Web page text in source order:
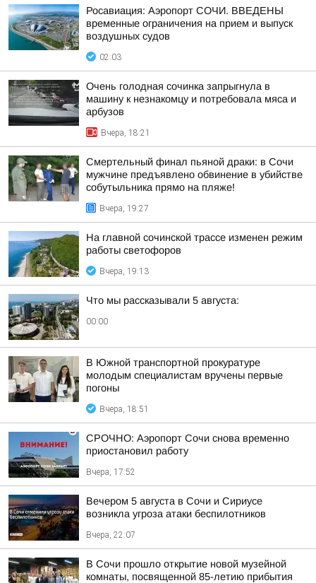
Росавиация: Аэропорт СОЧИ. ВВЕДЕНЫ
временные ограничения на прием и выпуск
воздушных судов
02:03
Очень голодная сочинка запрыгнула в
машину к незнакомцу и потребовала мяса и
арбузов
Вчера, 18:21
Смертельный финал пьяной драки: в Сочи
мужчине предъявлено обвинение в убийстве
собутыльника прямо на пляже!
Вчера, 19:27
На главной сочинской трассе изменен режим
работы светофоров
Вчера, 19:13
Что мы рассказывали 5 августа:
00:00
В Южной транспортной прокуратуре
молодым специалистам вручены первые
погоны
Вчера, 18:51
СРОЧНО: Аэропорт Сочи снова временно
приостановил работу
Вчера, 17:52
Вечером 5 августа в Сочи и Сириусе
возникла угроза атаки беспилотников
Вчера, 22:07
В Сочи прошло открытие новой музейной
комнаты, посвященной 85-летию прибытия